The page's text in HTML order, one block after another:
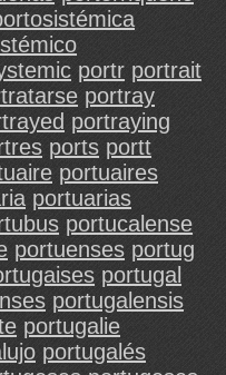
portr portrait
portray
portraying
ports portt
portuaires
portuarias
portucalense
portuenses portug
portugal
portugalensis
portugalie
portugalés